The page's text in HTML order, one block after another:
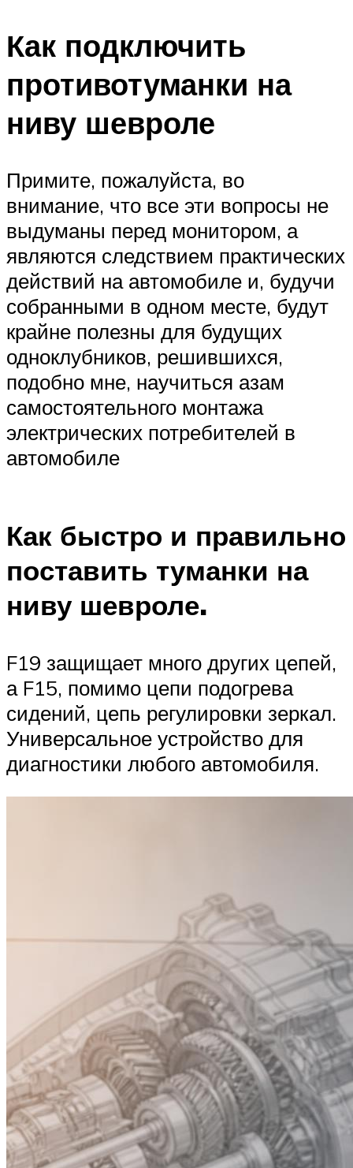
Как подключить
противотуманки на
ниву шевроле
Примите, пожалуйста, во
внимание, что все эти вопросы не
выдуманы перед монитором, а
являются следствием практических
действий на автомобиле и, будучи
собранными в одном месте, будут
крайне полезны для будущих
одноклубников, решившихся,
подобно мне, научиться азам
самостоятельного монтажа
электрических потребителей в
автомобиле
Как быстро и правильно
поставить туманки на
ниву шевроле.
F19 защищает много других цепей,
а F15, помимо цепи подогрева
сидений, цепь регулировки зеркал.
Универсальное устройство для
диагностики любого автомобиля.